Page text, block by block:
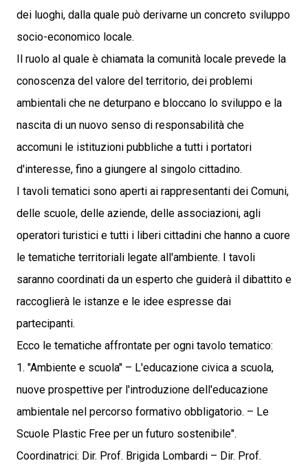
dei luoghi, dalla quale può derivarne un concreto sviluppo
socio-economico locale.
Il ruolo al quale è chiamata la comunità locale prevede la
conoscenza del valore del territorio, dei problemi
ambientali che ne deturpano e bloccano lo sviluppo e la
nascita di un nuovo senso di responsabilità che
accomuni le istituzioni pubbliche a tutti i portatori
d'interesse, fino a giungere al singolo cittadino.
I tavoli tematici sono aperti ai rappresentanti dei Comuni,
delle scuole, delle aziende, delle associazioni, agli
operatori turistici e tutti i liberi cittadini che hanno a cuore
le tematiche territoriali legate all'ambiente. I tavoli
saranno coordinati da un esperto che guiderà il dibattito e
raccoglierà le istanze e le idee espresse dai
partecipanti.
Ecco le tematiche affrontate per ogni tavolo tematico:
1. "Ambiente e scuola" – L'educazione civica a scuola,
nuove prospettive per l'introduzione dell'educazione
ambientale nel percorso formativo obbligatorio. – Le
Scuole Plastic Free per un futuro sostenibile".
Coordinatrici: Dir. Prof. Brigida Lombardi – Dir. Prof.